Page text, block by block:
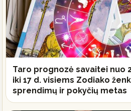
Taro prognozė savaitei nuo
iki 17 d. visiems Zodiako
sprendimų ir pokyčių metas